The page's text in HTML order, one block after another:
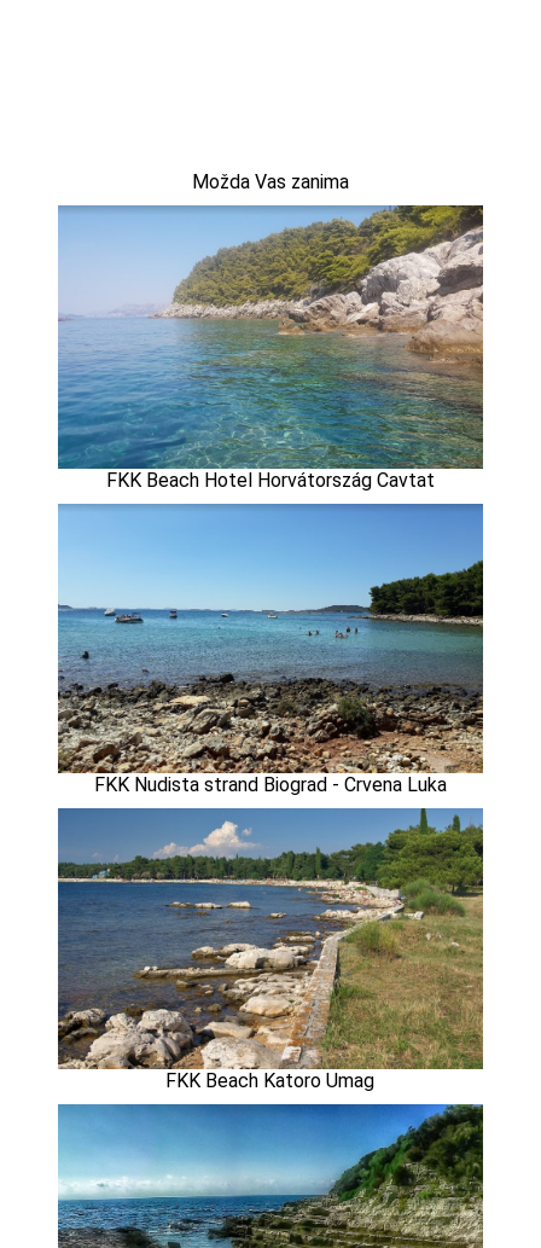
Možda Vas zanima
FKK Beach Hotel Horvátország Cavtat
FKK Nudista strand Biograd - Crvena Luka
FKK Beach Katoro Umag